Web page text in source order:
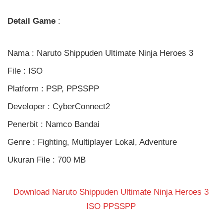
Detail Game :
Nama : Naruto Shippuden Ultimate Ninja Heroes 3
File : ISO
Platform : PSP, PPSSPP
Developer : CyberConnect2
Penerbit : Namco Bandai
Genre : Fighting, Multiplayer Lokal, Adventure
Ukuran File : 700 MB
Download Naruto Shippuden Ultimate Ninja Heroes 3
ISO PPSSPP